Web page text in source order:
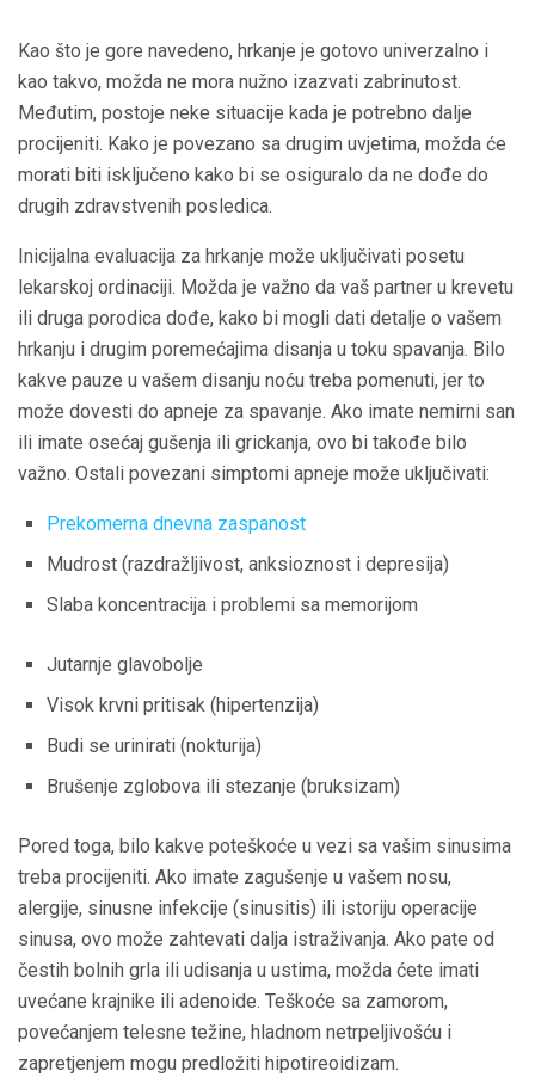
Kao što je gore navedeno, hrkanje je gotovo univerzalno i
kao takvo, možda ne mora nužno izazvati zabrinutost.
Međutim, postoje neke situacije kada je potrebno dalje
procijeniti. Kako je povezano sa drugim uvjetima, možda će
morati biti isključeno kako bi se osiguralo da ne dođe do
drugih zdravstvenih posledica.
Inicijalna evaluacija za hrkanje može uključivati ​​posetu
lekarskoj ordinaciji. Možda je važno da vaš partner u krevetu
ili druga porodica dođe, kako bi mogli dati detalje o vašem
hrkanju i drugim poremećajima disanja u toku spavanja. Bilo
kakve pauze u vašem disanju noću treba pomenuti, jer to
može dovesti do apneje za spavanje. Ako imate nemirni san
ili imate osećaj gušenja ili grickanja, ovo bi takođe bilo
važno. Ostali povezani simptomi apneje može uključivati:
Prekomerna dnevna zaspanost
Mudrost (razdražljivost, anksioznost i depresija)
Slaba koncentracija i problemi sa memorijom
Jutarnje glavobolje
Visok krvni pritisak (hipertenzija)
Budi se urinirati (nokturija)
Brušenje zglobova ili stezanje (bruksizam)
Pored toga, bilo kakve poteškoće u vezi sa vašim sinusima
treba procijeniti. Ako imate zagušenje u vašem nosu,
alergije, sinusne infekcije (sinusitis) ili istoriju operacije
sinusa, ovo može zahtevati dalja istraživanja. Ako pate od
čestih bolnih grla ili udisanja u ustima, možda ćete imati
uvećane krajnike ili adenoide. Teškoće sa zamorom,
povećanjem telesne težine, hladnom netrpeljivošću i
zapretjenjem mogu predložiti hipotireoidizam.